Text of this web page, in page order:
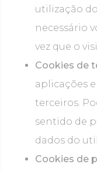
utilização
necessário
vez que o
Cookies de
aplicações
terceiros.
sentido de
dados do
Cookies de